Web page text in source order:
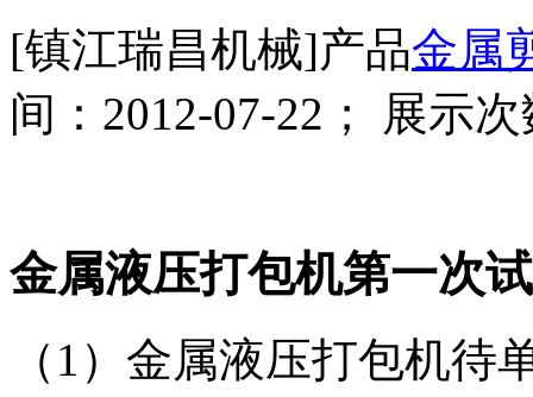
[镇江瑞昌机械]产品金属
间：2012-07-22； 展示
金属液压打包机第一次
（1）金属液压打包机待